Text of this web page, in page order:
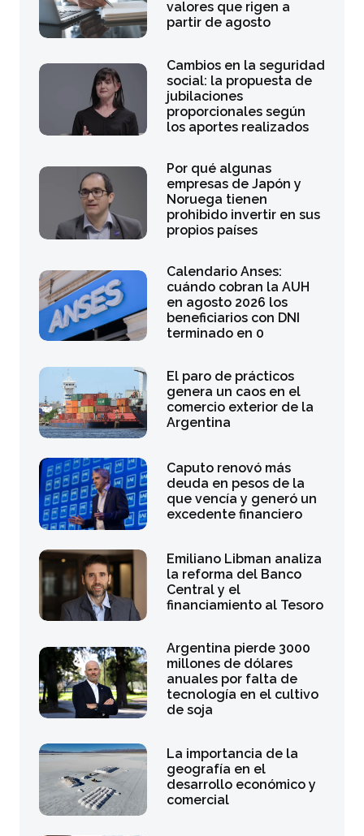
valores que rigen a
partir de agosto
Cambios en la seguridad
social: la propuesta de
jubilaciones
proporcionales según
los aportes realizados
Por qué algunas
empresas de Japón y
Noruega tienen
prohibido invertir en sus
propios países
Calendario Anses:
cuándo cobran la AUH
en agosto 2026 los
beneficiarios con DNI
terminado en 0
El paro de prácticos
genera un caos en el
comercio exterior de la
Argentina
Caputo renovó más
deuda en pesos de la
que vencía y generó un
excedente financiero
Emiliano Libman analiza
la reforma del Banco
Central y el
financiamiento al Tesoro
Argentina pierde 3000
millones de dólares
anuales por falta de
tecnología en el cultivo
de soja
La importancia de la
geografía en el
desarrollo económico y
comercial